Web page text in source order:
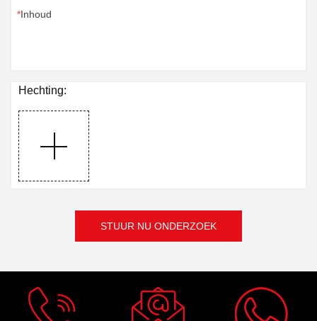
Inhoud
Hechting:
STUUR NU ONDERZOEK